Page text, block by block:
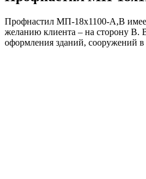
Профнастил МП-18х1100-А,В
желанию клиента – на сторону В.
оформления зданий, сооружений в